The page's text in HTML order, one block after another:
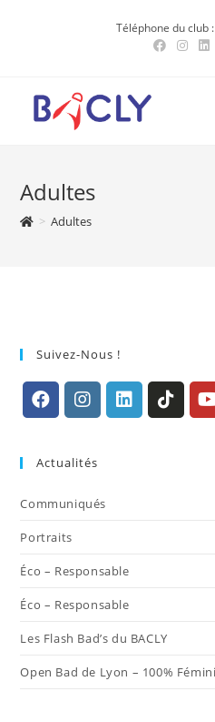
Téléphone du club
Adultes
> Adultes
Suivez-Nous !
un
nouvel
nouvel
Actualités
Communiqués
Portraits
Éco – Responsable
Éco – Responsable
Les Flash Bad’s du BACLY
Open Bad de Lyon – 100%